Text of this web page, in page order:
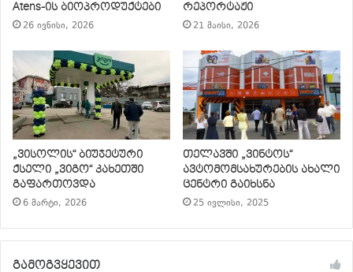
Atens-ის ბიოპროდუქტები
26 ივნისი, 2026
რეპორტაჟი
21 მაისი, 2026
„ვისოლის“ ბიუჯეტური
ქსელი „ვიგო“ კახეთში
გაფართოვდა
6 მარტი, 2026
თელავში „ვინტოს“
ავტომომსახურების ახალი
ცენტრი გაიხსნა
25 ივლისი, 2025
გამოგვყევით